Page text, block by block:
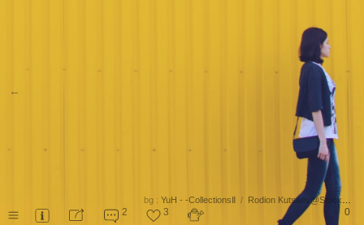
←
bg : YuH - -CollectionsⅡ/ Rodion Kutsaev@StockSnap.io
2 3 0